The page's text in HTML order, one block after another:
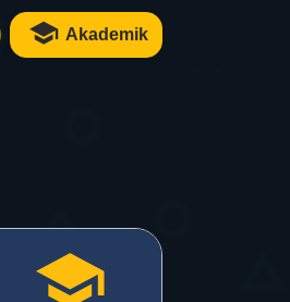
Akademik